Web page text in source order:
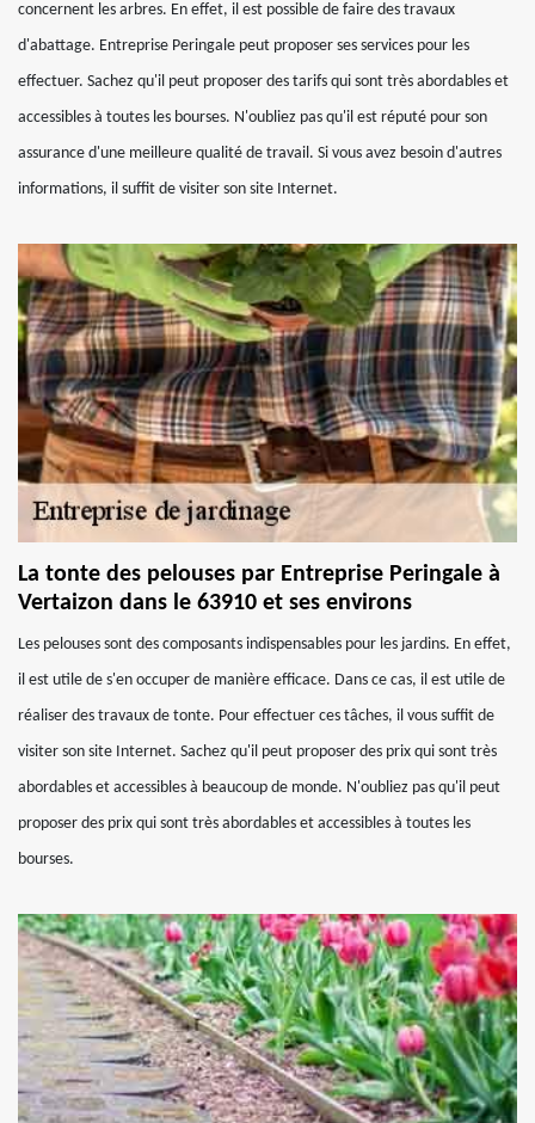
concernent les arbres. En effet, il est possible de faire des travaux
d'abattage. Entreprise Peringale peut proposer ses services pour les
effectuer. Sachez qu'il peut proposer des tarifs qui sont très abordables et
accessibles à toutes les bourses. N'oubliez pas qu'il est réputé pour son
assurance d'une meilleure qualité de travail. Si vous avez besoin d'autres
informations, il suffit de visiter son site Internet.
La tonte des pelouses par Entreprise Peringale à
Vertaizon dans le 63910 et ses environs
Les pelouses sont des composants indispensables pour les jardins. En effet,
il est utile de s'en occuper de manière efficace. Dans ce cas, il est utile de
réaliser des travaux de tonte. Pour effectuer ces tâches, il vous suffit de
visiter son site Internet. Sachez qu'il peut proposer des prix qui sont très
abordables et accessibles à beaucoup de monde. N'oubliez pas qu'il peut
proposer des prix qui sont très abordables et accessibles à toutes les
bourses.